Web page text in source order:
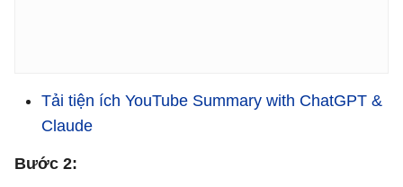
Tải tiện ích YouTube Summary with ChatGPT &
Claude
Bước 2: